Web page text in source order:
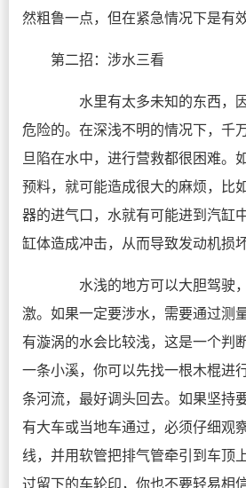
然粗鲁一点，但在紧急情况下是有
第二招：涉水三看
水里有太多未知的东西，
危险的。在深浅不明的情况下，千
旦陷在水中，进行营救都很困难。
预料，就可能造成很大的麻烦，比
器的进气口，水就有可能进到汽缸
缸体造成冲击，从而导致发动机损坏
水浅的地方可以大胆驾驶
激。如果一定要涉水，需要通过测
有漩涡的水会比较浅，这是一个判
一条小溪，你可以先找一根木棍进
条河流，最好调头回去。如果坚持
有大车或当地车通过，必须仔细观
线，并用软管把排气管牵引到车顶
过留下的车轮印，你也不要轻易相